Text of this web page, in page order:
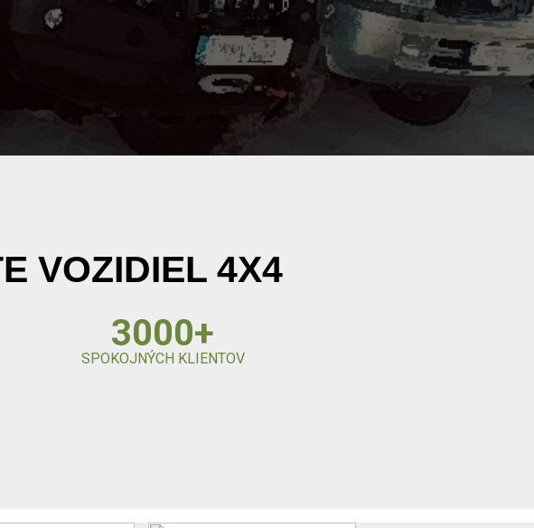
VOZIDIEL 4X4
3000+
SPOKOJNÝCH KLIENTOV